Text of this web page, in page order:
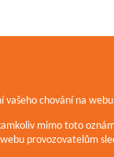
vašeho chování na
mimo toto
provozovatelům